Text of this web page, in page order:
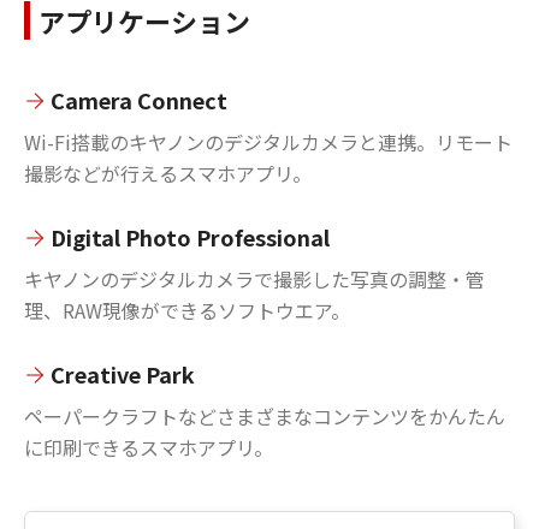
アプリケーション
Camera Connect
Wi-Fi搭載のキヤノンのデジタルカメラと連携。リモート
撮影などが行えるスマホアプリ。
Digital Photo Professional
キヤノンのデジタルカメラで撮影した写真の調整・管
理、RAW現像ができるソフトウエア。
Creative Park
ペーパークラフトなどさまざまなコンテンツをかんたん
に印刷できるスマホアプリ。